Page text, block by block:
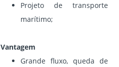
Projeto de transporte
marítimo;
Vantagem
Grande fluxo, queda de